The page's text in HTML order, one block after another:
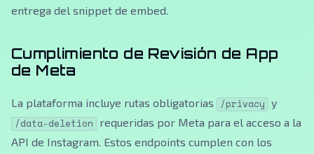
entrega del snippet de embed.
Cumplimiento de Revisión de App
de Meta
La plataforma incluye rutas obligatorias /privacy y
/data-deletion requeridas por Meta para el acceso a la
API de Instagram. Estos endpoints cumplen con los